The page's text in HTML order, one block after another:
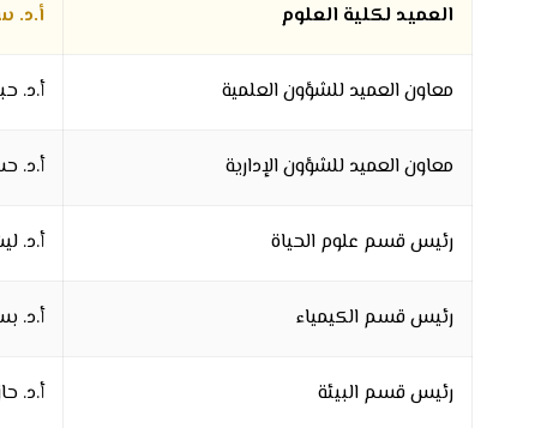
العميد لكلية العلوم أ.د.
معاون العميد للشؤون العلمية أ.د.
معاون العميد للشؤون الإدارية أ.د.
رئيس قسم علوم الحياة أ.د.
رئيس قسم الكيمياء أ.د.
رئيس قسم البيئة أ.د.